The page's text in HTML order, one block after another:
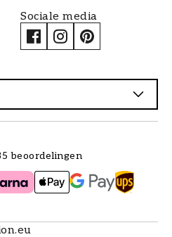
Sociale media
beoordelingen